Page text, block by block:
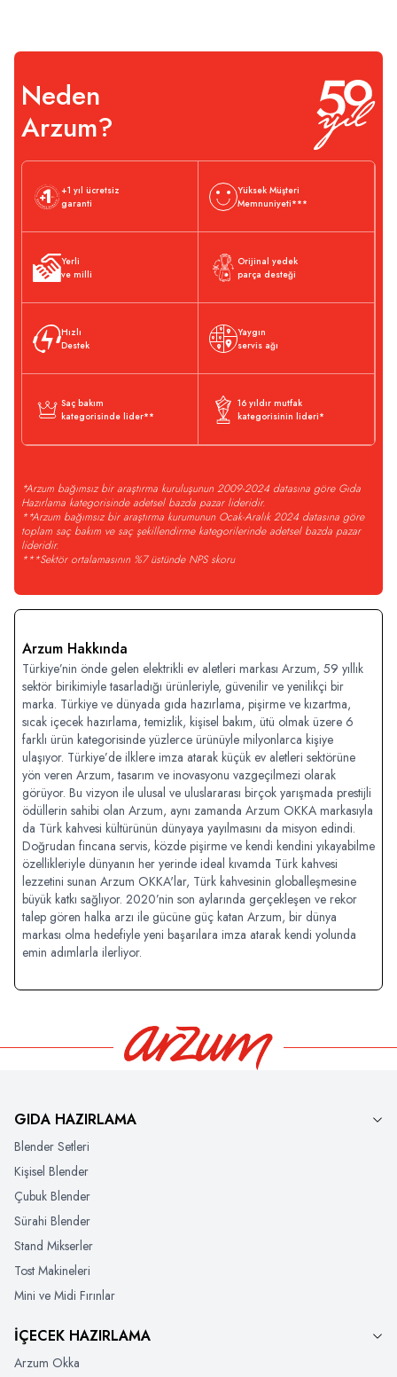
Neden
Arzum?
+1 yıl ücretsiz
garanti
Yüksek Müşteri
Memnuniyeti***
Yerli
ve milli
Orijinal yedek
parça desteği
Hızlı
Destek
Yaygın
servis ağı
Saç bakım
kategorisinde lider**
16 yıldır mutfak
kategorisinin lideri*
*Arzum bağımsız bir araştırma kuruluşunun 2009-2024 datasına göre Gıda
Hazırlama kategorisinde adetsel bazda pazar lideridir.
**Arzum bağımsız bir araştırma kurumunun Ocak-Aralık 2024 datasına göre
toplam saç bakım ve saç şekillendirme kategorilerinde adetsel bazda pazar
lideridir.
***Sektör ortalamasının %7 üstünde NPS skoru
Arzum Hakkında
Türkiye’nin önde gelen elektrikli ev aletleri markası Arzum, 59 yıllık
sektör birikimiyle tasarladığı ürünleriyle, güvenilir ve yenilikçi bir
marka. Türkiye ve dünyada gıda hazırlama, pişirme ve kızartma,
sıcak içecek hazırlama, temizlik, kişisel bakım, ütü olmak üzere 6
farklı ürün kategorisinde yüzlerce ürünüyle milyonlarca kişiye
ulaşıyor. Türkiye’de ilklere imza atarak küçük ev aletleri sektörüne
yön veren Arzum, tasarım ve inovasyonu vazgeçilmezi olarak
görüyor. Bu vizyon ile ulusal ve uluslararası birçok yarışmada prestijli
ödüllerin sahibi olan Arzum, aynı zamanda Arzum OKKA markasıyla
da Türk kahvesi kültürünün dünyaya yayılmasını da misyon edindi.
Doğrudan fincana servis, közde pişirme ve kendi kendini yıkayabilme
özellikleriyle dünyanın her yerinde ideal kıvamda Türk kahvesi
lezzetini sunan Arzum OKKA'lar, Türk kahvesinin globalleşmesine
büyük katkı sağlıyor. 2020’nin son aylarında gerçekleşen ve rekor
talep gören halka arzı ile gücüne güç katan Arzum, bir dünya
markası olma hedefiyle yeni başarılara imza atarak kendi yolunda
emin adımlarla ilerliyor.
GIDA HAZIRLAMA
Blender Setleri
Kişisel Blender
Çubuk Blender
Sürahi Blender
Stand Mikserler
Tost Makineleri
Mini ve Midi Fırınlar
İÇECEK HAZIRLAMA
Arzum Okka